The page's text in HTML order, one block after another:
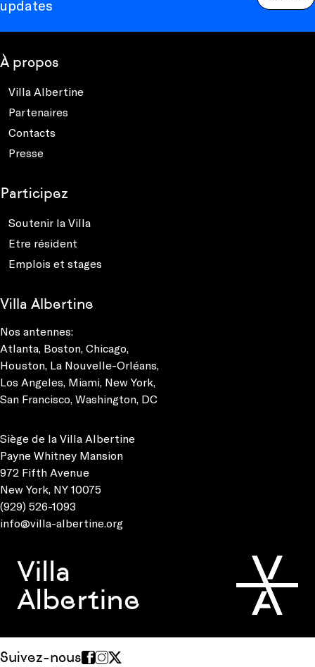
updates
À propos
Villa Albertine
Partenaires
Contacts
Presse
Participez
Soutenir la Villa
Etre résident
Emplois et stages
Villa Albertine
Nos antennes:
Atlanta Boston Chicago
Houston La Nouvelle-Orléans
Los Angeles Miami New York
San Francisco Washington, DC
Siège de la Villa Albertine
Payne Whitney Mansion
972 Fifth Avenue
New York, NY 10075
(929) 526-1093
info@villa-albertine.org
Villa
Albertine
Suivez-nous